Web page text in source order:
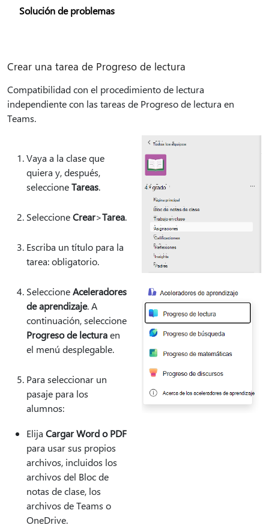
Solución de problemas
Crear una tarea de Progreso de lectura
Compatibilidad con el procedimiento de lectura
independiente con las tareas de Progreso de lectura en
Teams.
Vaya a la clase que
quiera y, después,
seleccioneTareas.
SeleccioneCrear>Tarea.
Escriba un título para la
tarea: obligatorio.
SeleccioneAceleradores
de aprendizaje. A
continuación, seleccione
Progreso de lecturaen
el menú desplegable.
Para seleccionar un
pasaje para los
alumnos:
Elija Cargar Word o PDF
para usar sus propios
archivos, incluidos los
archivos del Bloc de
notas de clase, los
archivos de Teams o
OneDrive.